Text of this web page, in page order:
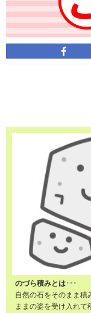
のづら積みとは･･･
自然の石をそのまま積
ままの姿を受け入れて